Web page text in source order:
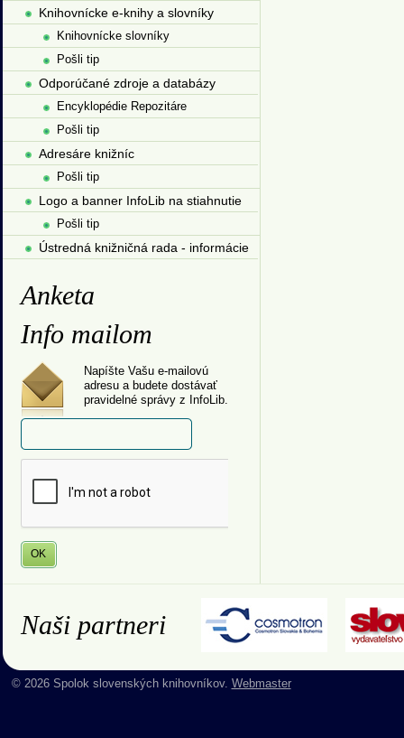
Knihovnícke e-knihy a slovníky
Knihovnícke slovníky
Pošli tip
Odporúčané zdroje a databázy
Encyklopédie Repozitáre
Pošli tip
Adresáre knižníc
Pošli tip
Logo a banner InfoLib na stiahnutie
Pošli tip
Ústredná knižničná rada - informácie
Anketa
Info mailom
Napíšte Vašu e-mailovú
adresu a budete dostávať
pravidelné správy z InfoLib.
Naši partneri
© 2026 Spolok slovenských knihovníkov. Webmaster